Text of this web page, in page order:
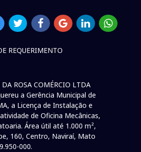
REQUERIMENTO
ROSA COMÉRCIO LTDA
a Gerência Municipal de
a Licença de Instalação e
de Oficina Mecânicas,
Área útil até 1.000 m²,
160, Centro, Naviraí, Mato
000.